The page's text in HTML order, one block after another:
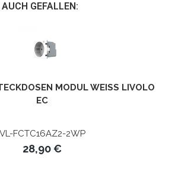
GEFALLEN:
MODUL WEISS LIVOLO E
C
VL-FCTC16AZ2-2WP
28,90 €